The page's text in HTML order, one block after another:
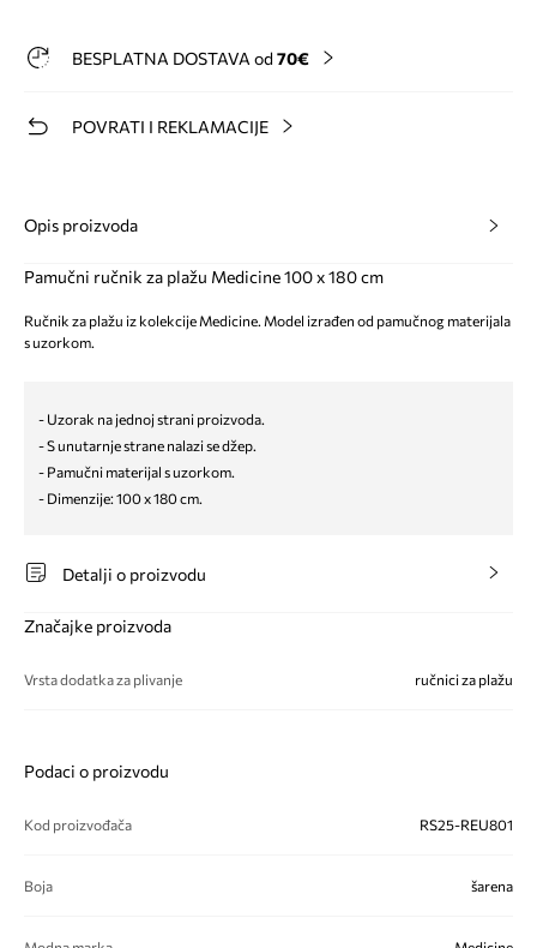
BESPLATNA DOSTAVA od 70€
POVRATI I REKLAMACIJE
Opis proizvoda
Pamučni ručnik za plažu Medicine 100 x 180 cm
Ručnik za plažu iz kolekcije Medicine. Model izrađen od pamučnog materijala
s uzorkom.
- Uzorak na jednoj strani proizvoda.
- S unutarnje strane nalazi se džep.
- Pamučni materijal s uzorkom.
- Dimenzije: 100 x 180 cm.
Detalji o proizvodu
Značajke proizvoda
Vrsta dodatka za plivanje ručnici za plažu
Podaci o proizvodu
Kod proizvođača RS25-REU801
Boja šarena